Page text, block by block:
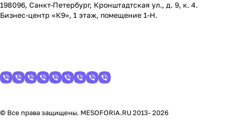
198096, Санкт-Петербург, Кронштадтская ул., д. 9, к. 4.
Бизнес-центр «К9», 1 этаж, помещение 1-Н.
© Все права защищены. MESOFORIA.RU 2013- 2026